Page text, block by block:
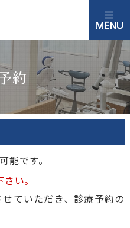
約
能です。
い。
ていただき、診療予約の